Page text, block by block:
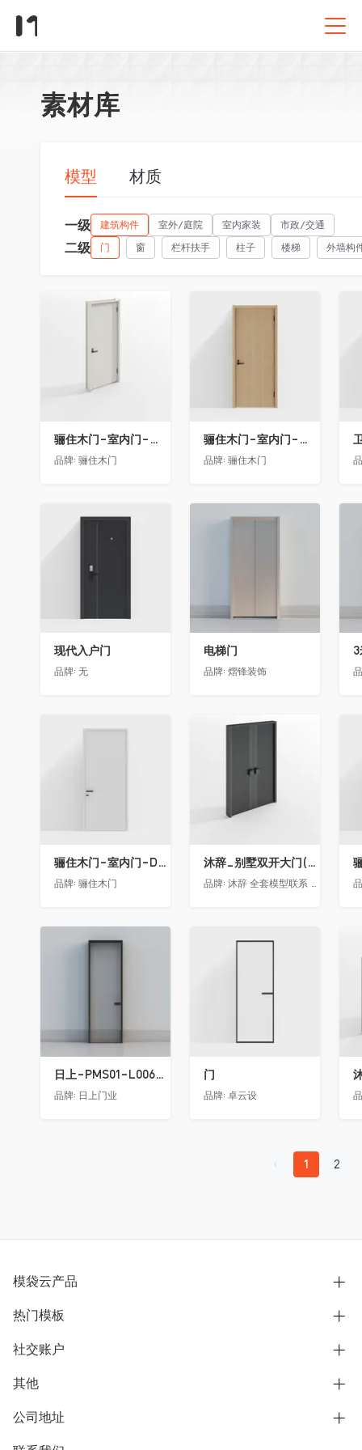
素材库
模型 材质
一级 建筑构件 室外/庭院 室内家装 市政/交通
二级 门 窗 栏杆扶手 柱子 楼梯 外墙构
收藏
骊住木门-室内门-单开门-BFA-EF浅灰色
品牌: 骊住木门
收藏
骊住木门-室内门-单开门-BFA-PP麦芽黄色
品牌: 骊住木门
收藏
现代入户门
品牌: 无
收藏
电梯门
品牌: 熠锋装饰
骊住木门-室内门-DAA静音门-YY漆白色-方形把手
品牌: 骊住木门
沐辞_别墅双开大门(中型)(漏光加厚度)
品牌: 沐辞 全套模型联系 Vx:Muci0003
收藏
日上-PMS01-L006-金属窄边玻璃门
品牌: 日上门业
收藏
门
品牌: 卓云设
1 2
模袋云产品
别墅设计营销
模型协同展示分享
别墅社区
热门模板
欧式别墅
中式别墅
社交账户
B站
抖音
微信公众号
其他
用户服务协议
隐私政策
公司地址